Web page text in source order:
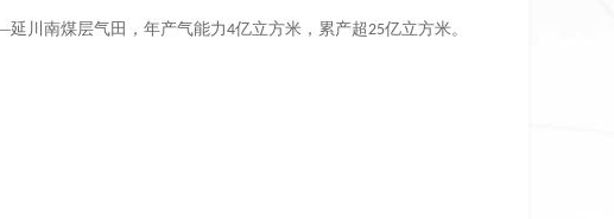
川南煤层气田，年产气能力4亿立方米，累产超25亿立方米。